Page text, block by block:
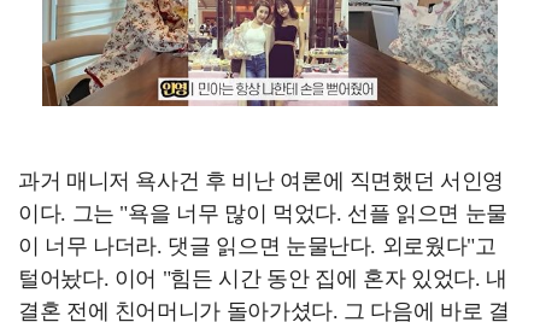
과거 매니저 욕사건 후 비난 여론에 직면했던 서인영
이다. 그는 "욕을 너무 많이 먹었다. 선플 읽으면 눈물
이 너무 나더라. 댓글 읽으면 눈물난다. 외로웠다"고
털어놨다. 이어 "힘든 시간 동안 집에 혼자 있었다. 내
결혼 전에 친어머니가 돌아가셨다. 그 다음에 바로 결